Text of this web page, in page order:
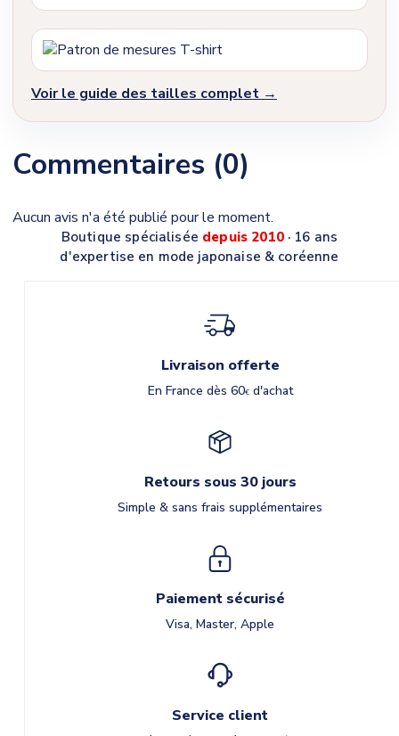
Voir le guide des tailles complet →
Commentaires (0)
Aucun avis n'a été publié pour le moment.
Boutique spécialisée depuis 2010· 16 ans
d'expertise en mode japonaise & coréenne
Livraison offerte
En France dès 60€d'achat
Retours sous 30 jours
Simple & sans frais supplémentaires
Paiement sécurisé
Visa, Master, Apple
Service client